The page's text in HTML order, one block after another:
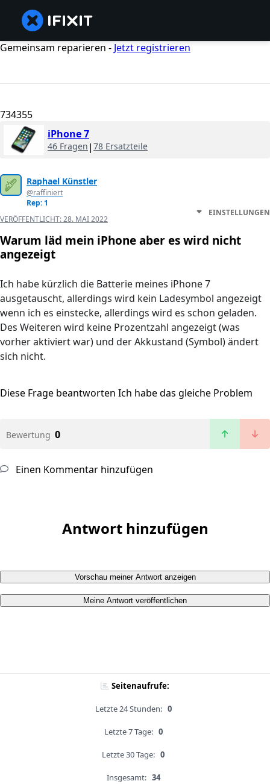
Gemeinsam reparieren - Jetzt registrieren
734355
iPhone 7
46 Fragen | 78 Ersatzteile
Raphael Künstler
@raffiniert
Rep: 1
VERÖFFENTLICHT:28. MAI 2022
EINSTELLUNGEN
Warum läd mein iPhone aber es wird nicht
angezeigt
Ich habe kürzlich die Batterie meines iPhone 7
ausgetauscht, allerdings wird kein Ladesymbol angezeigt
wenn ich es einstecke, allerdings wird es schon geladen.
Des Weiteren wird keine Prozentzahl angezeigt (was
vorher aktiviert war) und der Akkustand (Symbol) ändert
sich nicht.
Diese Frage beantworten Ich habe das gleiche Problem
Bewertung 0
Einen Kommentar hinzufügen
Antwort hinzufügen
Vorschau meiner Antwort anzeigen
Meine Antwort veröffentlichen
Seitenaufrufe:
Letzte 24 Stunden: 0
Letzte 7 Tage: 0
Letzte 30 Tage: 0
Insgesamt: 34